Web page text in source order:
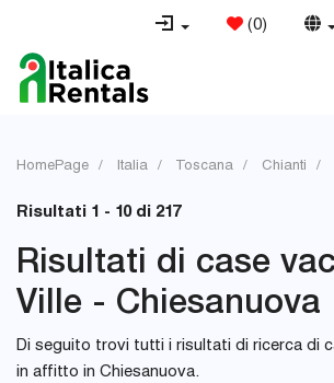
(0)
HomePage Italia Toscana Chianti
Risultati 1 - 10 di 217
Risultati di case
Ville - Chiesanuova
Di seguito trovi tutti i risultati di ricerca di
in affitto in Chiesanuova.